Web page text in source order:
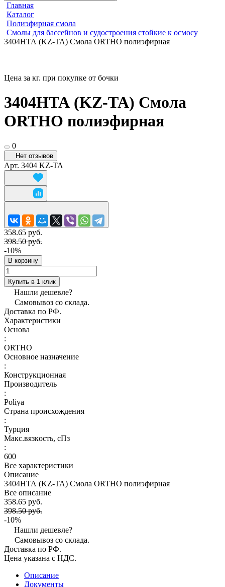
Главная
Каталог
Полиэфирная смола
Смолы для бассейнов и судостроения стойкие к осмосу
3404HТА (KZ-TA) Смола ORTHO полиэфирная
Цена за кг. при покупке от бочки
3404HТА (KZ-TA) Смола
ORTHO полиэфирная
0
Нет отзывов
Арт. 3404 KZ-TA
358.65 руб.
398.50 руб.
-10%
В корзину
Купить в 1 клик
Нашли дешевле?
Самовывоз со склада.
Доставка по РФ.
Характеристики
Основа
:
ORTHO
Основное назначение
:
Конструкционная
Производитель
:
Poliya
Страна происхождения
:
Турция
Макс.вязкoсть, сПз
:
600
Все характеристики
Описание
3404HТА (KZ-TA) Смола ORTHO полиэфирная
Все описание
358.65 руб.
398.50 руб.
-10%
Нашли дешевле?
Самовывоз со склада.
Доставка по РФ.
Цена указана с НДС.
Описание
Документы